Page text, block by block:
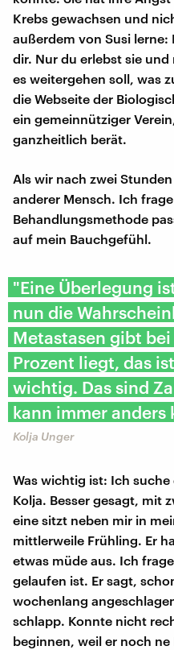
Krebs gewachsen und
außerdem von Susi
dir. Nur du erlebst sie
es weitergehen soll, was
die Webseite der
ein gemeinnütziger
ganzheitlich berät.
Als wir nach zwei
anderer Mensch. Ich
Behandlungsmethode
auf mein Bauchgefühl.
"Eine Überlegung
nun die
Metastasen gibt bei
Prozent liegt, das
wichtig. Das sind
kann immer anders
Kolja Unger
Was wichtig ist: Ich
Kolja. Besser gesagt, mit
eine sitzt neben mir in
mittlerweile Frühling. Er
etwas müde aus. Ich
gelaufen ist. Er sagt,
wochenlang
schlapp. Konnte nicht
beginnen, weil er noch